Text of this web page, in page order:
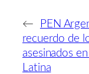
←
PEN
recuerdo de
asesinados
Latina